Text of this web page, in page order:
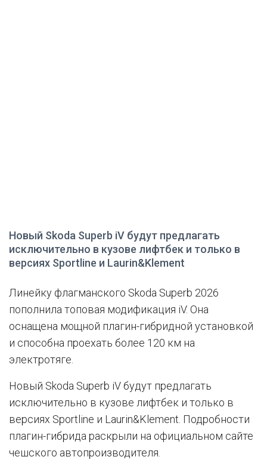
Новый Skoda Superb iV будут предлагать
исключительно в кузове лифтбек и только в
версиях Sportline и Laurin&Klement
Линейку флагманского Skoda Superb 2026
пополнила топовая модификация iV. Она
оснащена мощной плагин-гибридной установкой
и способна проехать более 120 км на
электротяге.
Новый Skoda Superb iV будут предлагать
исключительно в кузове лифтбек и только в
версиях Sportline и Laurin&Klement. Подробности
плагин-гибрида раскрыли на официальном сайте
чешского автопроизводителя.